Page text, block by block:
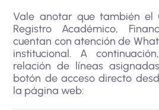
Vale anotar que también el
Registro Académico,
cuentan con atención de
institucional. A
relación de líneas
botón de acceso directo
la página web: